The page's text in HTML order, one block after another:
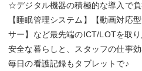
☆デジタル機器の積極的な導入で負
【睡眠管理システム】【動画対応
サー】など最先端のICT/LOTを取
安全な暮らしと、スタッフの仕事
毎日の看護記録もタブレットで♪